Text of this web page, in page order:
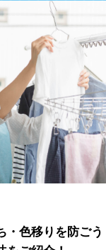
・色移りを防ごう